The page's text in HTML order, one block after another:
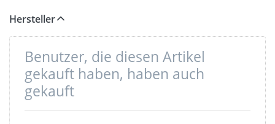
Hersteller
Benutzer, die diesen Artikel
gekauft haben, haben auch
gekauft